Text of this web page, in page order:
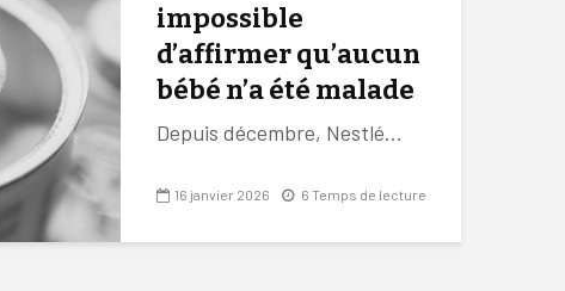
impossible
d’affirmer qu’aucun
bébé n’a été malade
Depuis décembre, Nestlé...
16 janvier 2026 6 Temps de lecture